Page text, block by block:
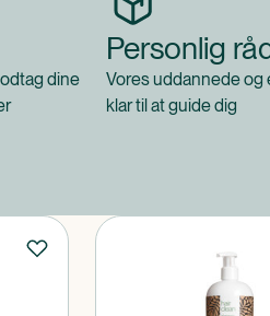
dine
Personlig
Vores uddannede og
klar til at guide dig